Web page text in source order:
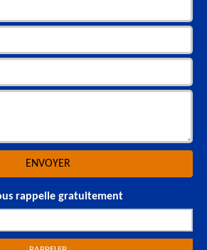
rappelle gratuitement